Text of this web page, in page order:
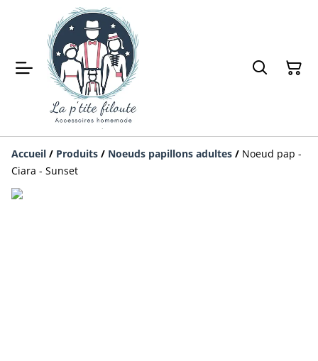
Accueil / Produits / Noeuds papillons adultes / Noeud pap -
Ciara - Sunset